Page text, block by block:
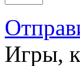
Игры,